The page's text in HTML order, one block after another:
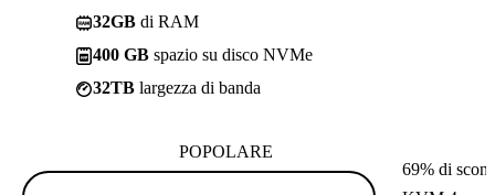
32GB di RAM
400 GB spazio su disco NVMe
32TB largezza di banda
POPOLARE
69% di